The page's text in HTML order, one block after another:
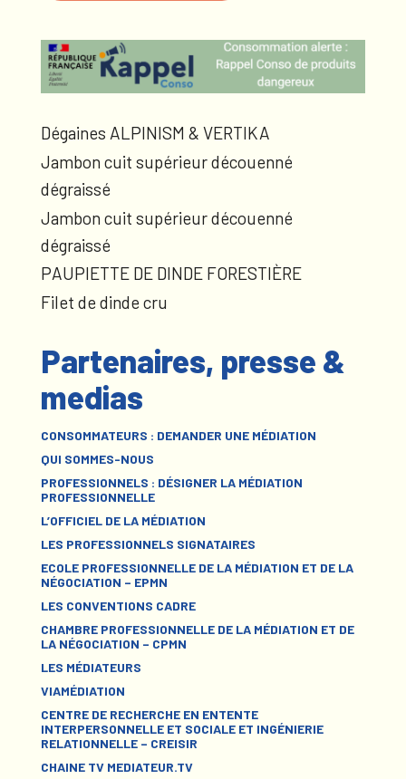
Dégaines ALPINISM & VERTIKA
Jambon cuit supérieur découenné
dégraissé
Jambon cuit supérieur découenné
dégraissé
PAUPIETTE DE DINDE FORESTIÈRE
Filet de dinde cru
Partenaires, presse &
medias
CONSOMMATEURS : DEMANDER UNE MÉDIATION
QUI SOMMES-NOUS
PROFESSIONNELS : DÉSIGNER LA MÉDIATION
PROFESSIONNELLE
L’OFFICIEL DE LA MÉDIATION
LES PROFESSIONNELS SIGNATAIRES
ECOLE PROFESSIONNELLE DE LA MÉDIATION ET DE LA
NÉGOCIATION – EPMN
LES CONVENTIONS CADRE
CHAMBRE PROFESSIONNELLE DE LA MÉDIATION ET DE
LA NÉGOCIATION – CPMN
LES MÉDIATEURS
VIAMÉDIATION
CENTRE DE RECHERCHE EN ENTENTE
INTERPERSONNELLE ET SOCIALE ET INGÉNIERIE
RELATIONNELLE – CREISIR
CHAINE TV MEDIATEUR.TV